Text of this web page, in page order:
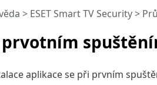
prvotním
> ESET Smart TV Security>
aplikace se při prvním